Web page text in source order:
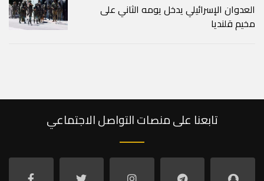
العدوان الإسرائيلي يدخل يومه الثاني على
مخيم قلنديا
تابعنا على منصات التواصل الاجتماعي